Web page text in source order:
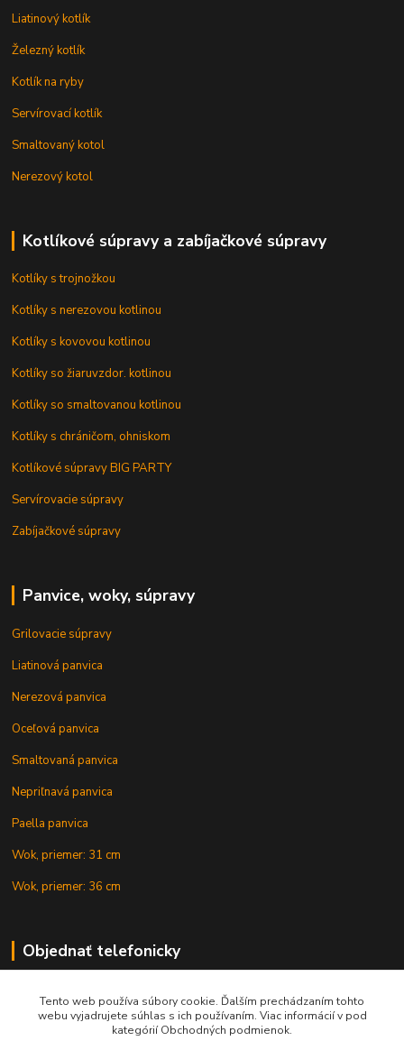
Liatinový kotlík
Železný kotlík
Kotlík na ryby
Servírovací kotlík
Smaltovaný kotol
Nerezový kotol
Kotlíkové súpravy a zabíjačkové súpravy
Kotlíky s trojnožkou
Kotlíky s nerezovou kotlinou
Kotlíky s kovovou kotlinou
Kotlíky so žiaruvzdor. kotlinou
Kotlíky so smaltovanou kotlinou
Kotlíky s chráničom, ohniskom
Kotlíkové súpravy BIG PARTY
Servírovacie súpravy
Zabíjačkové súpravy
Panvice, woky, súpravy
Grilovacie súpravy
Liatinová panvica
Nerezová panvica
Oceľová panvica
Smaltovaná panvica
Nepriľnavá panvica
Paella panvica
Wok, priemer: 31 cm
Wok, priemer: 36 cm
Objednať telefonicky
+421 902 212 007
Tento web používa súbory cookie. Ďalším prechádzaním tohto
webu vyjadrujete súhlas s ich používaním. Viac informácií v pod
kategórií Obchodných podmienok.